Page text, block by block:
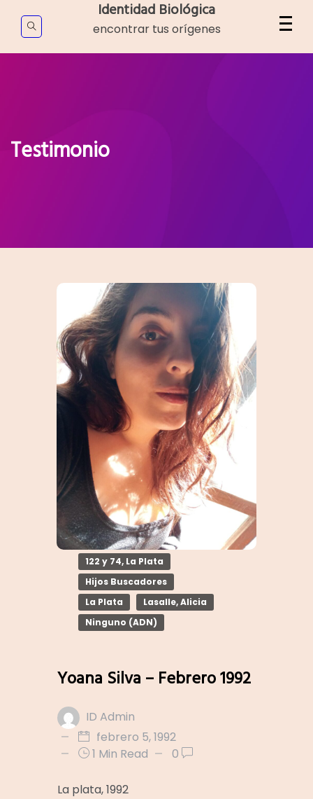
content
Identidad Biológica
encontrar tus orígenes
Testimonio
122 y 74, La Plata
Hijos Buscadores
La Plata
Lasalle, Alicia
Ninguno (ADN)
Yoana Silva – Febrero 1992
ID Admin
febrero 5, 1992
1 Min Read
0
La plata, 1992